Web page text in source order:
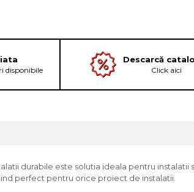
disponibile
Descarcă
Click aici
durabile este solutia ideala pentru instalatii
perfect pentru orice proiect de instalatii.